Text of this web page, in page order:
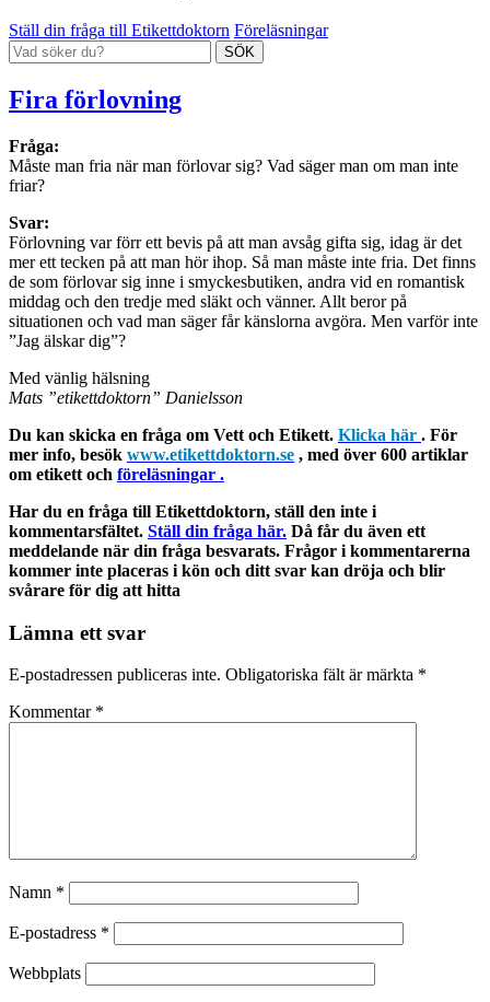
Ställ din fråga till Etikettdoktorn Föreläsningar
Fira förlovning
Fråga:
Måste man fria när man förlovar sig? Vad säger man om man inte
friar?
Svar:
Förlovning var förr ett bevis på att man avsåg gifta sig, idag är det
mer ett tecken på att man hör ihop. Så man måste inte fria. Det finns
de som förlovar sig inne i smyckesbutiken, andra vid en romantisk
middag och den tredje med släkt och vänner. Allt beror på
situationen och vad man säger får känslorna avgöra. Men varför inte
”Jag älskar dig”?
Med vänlig hälsning
Mats ”etikettdoktorn” Danielsson
Du kan skicka en fråga om Vett och Etikett. Klicka här . För
mer info, besök www.etikettdoktorn.se , med över 600 artiklar
om etikett och föreläsningar .
Har du en fråga till Etikettdoktorn, ställ den inte i
kommentarsfältet. Ställ din fråga här. Då får du även ett
meddelande när din fråga besvarats. Frågor i kommentarerna
kommer inte placeras i kön och ditt svar kan dröja och blir
svårare för dig att hitta
Lämna ett svar
E-postadressen publiceras inte. Obligatoriska fält är märkta *
Kommentar *
Namn *
E-postadress *
Webbplats